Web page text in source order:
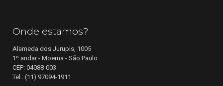
Onde estamos?
Alameda dos Jurupis, 1005
1º andar - Moema - São Paulo
CEP: 04088-003
Tel.: (11) 97094-1911